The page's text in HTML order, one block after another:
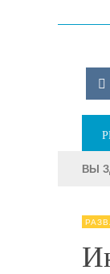
ВЫ